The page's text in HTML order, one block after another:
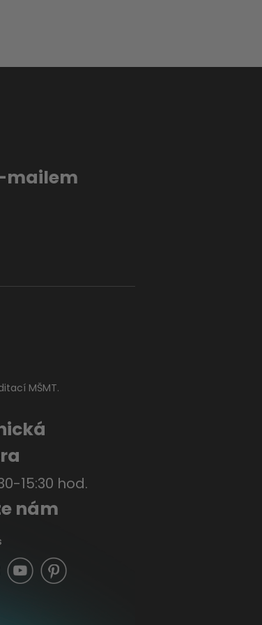
mailem
MŠMT.
15:30 hod.
nám